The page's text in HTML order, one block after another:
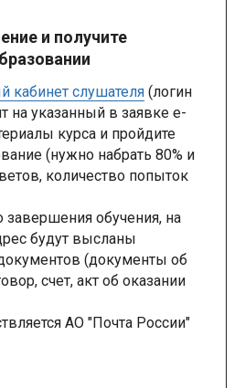
и получите
кабинет слушателя (логин
на указанный в заявке e-
курса и пройдите
(нужно набрать 80% и
количество попыток
обучения, на
будут высланы
(документы об
счет, акт об оказании
АО "Почта России"